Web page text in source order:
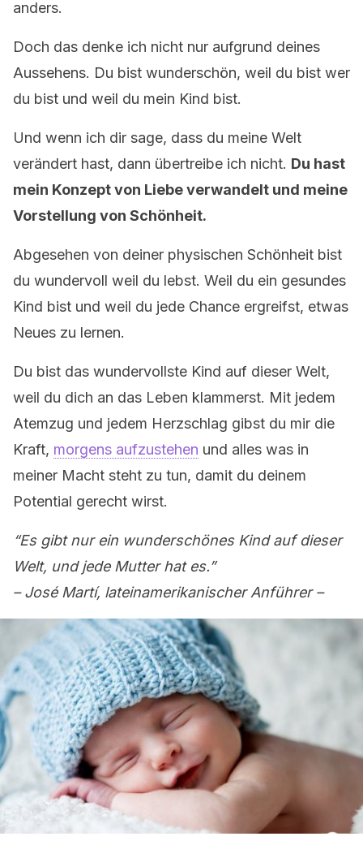
anders.
Doch das denke ich nicht nur aufgrund deines
Aussehens. Du bist wunderschön, weil du bist wer
du bist und weil du mein Kind bist.
Und wenn ich dir sage, dass du meine Welt
verändert hast, dann übertreibe ich nicht. Du hast
mein Konzept von Liebe verwandelt und meine
Vorstellung von Schönheit.
Abgesehen von deiner physischen Schönheit bist
du wundervoll weil du lebst. Weil du ein gesundes
Kind bist und weil du jede Chance ergreifst, etwas
Neues zu lernen.
Du bist das wundervollste Kind auf dieser Welt,
weil du dich an das Leben klammerst. Mit jedem
Atemzug und jedem Herzschlag gibst du mir die
Kraft, morgens aufzustehen und alles was in
meiner Macht steht zu tun, damit du deinem
Potential gerecht wirst.
“Es gibt nur ein wunderschönes Kind auf dieser
Welt, und jede Mutter hat es.”
– José Martí, lateinamerikanischer Anführer –